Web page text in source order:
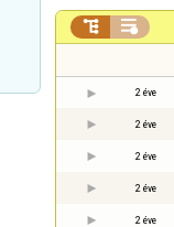
 
2 éve
2 éve
2 éve
2 éve
2 éve